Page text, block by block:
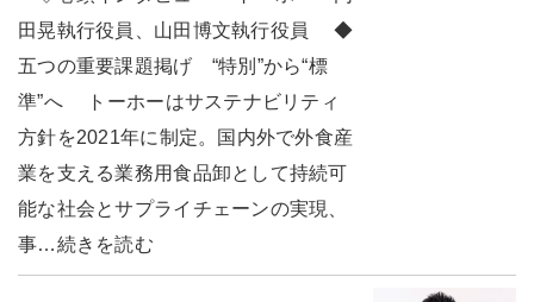
田晃執行役員、山田博文執行役員 ◆
五つの重要課題掲げ “特別”から“標
準”へ トーホーはサステナビリティ
方針を2021年に制定。国内外で外食産
業を支える業務用食品卸として持続可
能な社会とサプライチェーンの実現、
事…続きを読む